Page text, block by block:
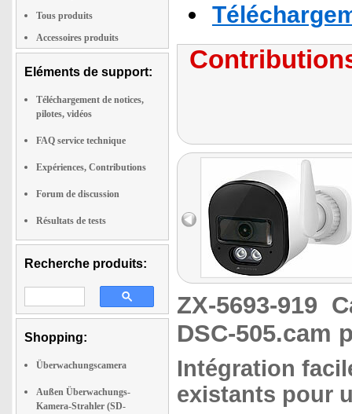
Tous produits
Accessoires produits
Eléments de support:
Téléchargement de notices,
pilotes, vidéos
FAQ service technique
Expériences, Contributions
Forum de discussion
Résultats de tests
Recherche produits:
Shopping:
Überwachungscamera
Außen Überwachungs-
Kamera-Strahler (SD-
ZX-5693-919
DSC-505.cam
Intégration
existants pour